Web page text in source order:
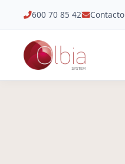
600 70 85 42 Contacto